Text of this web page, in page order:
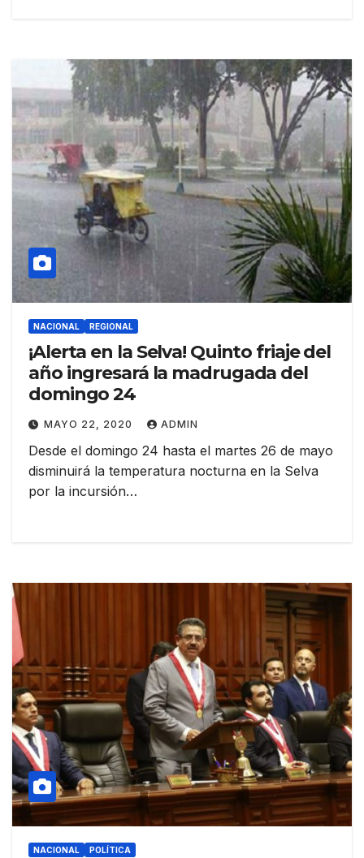
NACIONAL REGIONAL
¡Alerta en la Selva! Quinto friaje del
año ingresará la madrugada del
domingo 24
MAYO 22, 2020 ADMIN
Desde el domingo 24 hasta el martes 26 de mayo
disminuirá la temperatura nocturna en la Selva
por la incursión…
NACIONAL POLÍTICA